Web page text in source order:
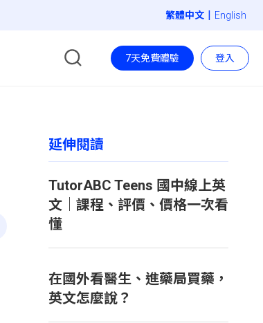
| English
7天免費體驗 登入
延伸閱讀
TutorABC Teens 國中線上英
文｜課程、評價、價格一次看
懂
在國外看醫生、進藥局買藥，
英文怎麼說？